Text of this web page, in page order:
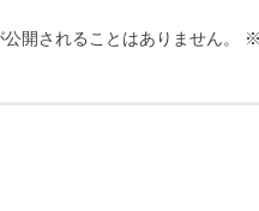
開されることはありません。